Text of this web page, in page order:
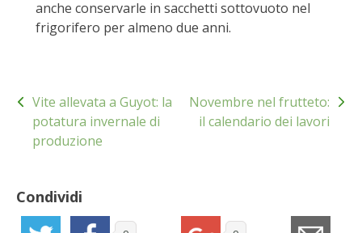
PENSA ALTERNATIVO
VERONESI
RIMANI A CONTATTO CON LA NATURA
ARCHMAN
anche conservarle in sacchetti sottovuoto nel
frigorifero per almeno due anni.
articoli
Vite allevata a Guyot: la
potatura invernale di
produzione
Novembre nel frutteto:
il calendario dei lavori
Condividi